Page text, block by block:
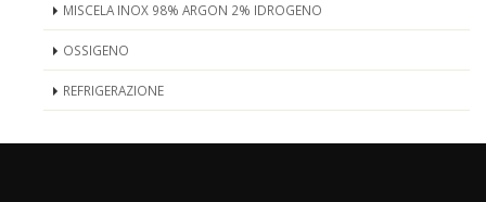
MISCELA INOX 98% ARGON 2% IDROGENO
OSSIGENO
REFRIGERAZIONE